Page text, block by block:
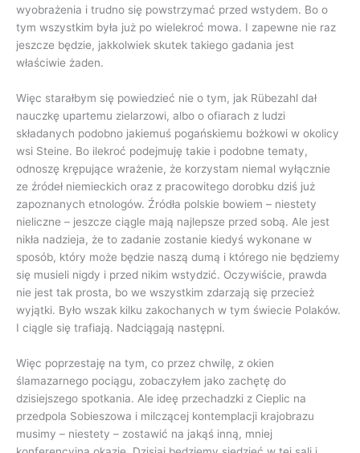
wyobrażenia i trudno się powstrzymać przed wstydem. Bo o
tym wszystkim była już po wielekroć mowa. I zapewne nie raz
jeszcze będzie, jakkolwiek skutek takiego gadania jest
właściwie żaden.
Więc starałbym się powiedzieć nie o tym, jak Rübezahl dał
nauczkę upartemu zielarzowi, albo o ofiarach z ludzi
składanych podobno jakiemuś pogańskiemu bożkowi w okolicy
wsi Steine. Bo ilekroć podejmuję takie i podobne tematy,
odnoszę krępujące wrażenie, że korzystam niemal wyłącznie
ze źródeł niemieckich oraz z pracowitego dorobku dziś już
zapoznanych etnologów. Źródła polskie bowiem – niestety
nieliczne – jeszcze ciągle mają najlepsze przed sobą. Ale jest
nikła nadzieja, że to zadanie zostanie kiedyś wykonane w
sposób, który może będzie naszą dumą i którego nie będziemy
się musieli nigdy i przed nikim wstydzić. Oczywiście, prawda
nie jest tak prosta, bo we wszystkim zdarzają się przecież
wyjątki. Było wszak kilku zakochanych w tym świecie Polaków.
I ciągle się trafiają. Nadciągają następni.
Więc poprzestaję na tym, co przez chwilę, z okien
ślamazarnego pociągu, zobaczyłem jako zachętę do
dzisiejszego spotkania. Ale ideę przechadzki z Cieplic na
przedpola Sobieszowa i milczącej kontemplacji krajobrazu
musimy – niestety – zostawić na jakąś inną, mniej